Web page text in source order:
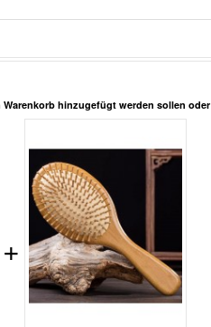
Warenkorb hinzugefügt werden sollen oder
+